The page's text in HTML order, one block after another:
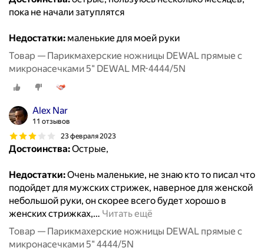
пока не начали затуплятся
Недостатки: маленькие для моей руки
Товар — Парикмахерские ножницы DEWAL прямые с
микронасечками 5" DEWAL MR-4444/5N
Alex Nar
11 отзывов
23 февраля 2023
Достоинства:Острые,
Недостатки:Очень маленькие, не знаю кто то писал что
подойдет для мужских стрижек, наверное для женской
небольшой руки, он скорее всего будет хорошо в
женских стрижках,… Читать ещё
Товар — Парикмахерские ножницы DEWAL прямые с
микронасечками 5" 4444/5N